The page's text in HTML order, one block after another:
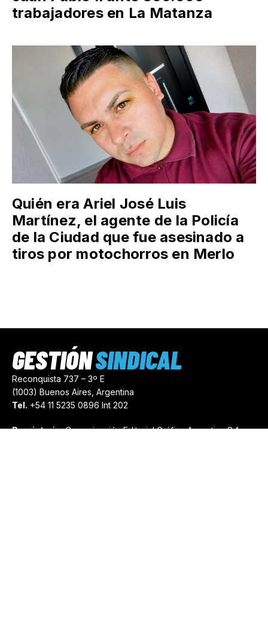
trabajadores en La Matanza
Quién era Ariel José Luis
Martínez, el agente de la Policía
de la Ciudad que fue asesinado a
tiros por motochorros en Merlo
Reconquista 737 – 3º E
(1003) Buenos Aires, Argentina
Tel. +54 11 5235 0896 Int 202
Propietario:Comunicación Editorial Gráfica Argentina S.A.
GESTIÓNSINDICAL